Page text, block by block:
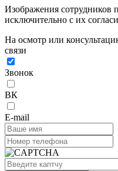
Изображения сотрудников
исключительно с их
На осмотр или
связи
Звонок
ВК
E-mail